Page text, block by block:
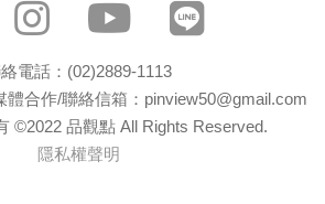
電話：(02)2889-1113
體合作/聯絡信箱：pinview50@gmail.com
©2022 品觀點 All Rights Reserved.
隱私權聲明